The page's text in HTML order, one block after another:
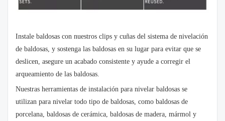
Instale baldosas con nuestros clips y cuñas del sistema de nivelación
de baldosas, y sostenga las baldosas en su lugar para evitar que se
deslicen, asegure un acabado consistente y ayude a corregir el
arqueamiento de las baldosas.
Nuestras herramientas de instalación para nivelar baldosas se
utilizan para nivelar todo tipo de baldosas, como baldosas de
porcelana, baldosas de cerámica, baldosas de madera, mármol y